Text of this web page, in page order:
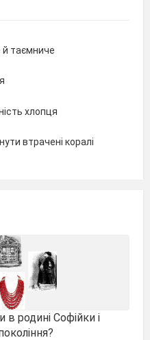
й таємниче
хлопця
втрачені коралі
родині Софійки і